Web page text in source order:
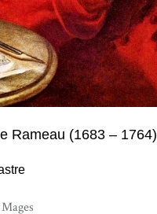
Rameau (1683 – 1764)